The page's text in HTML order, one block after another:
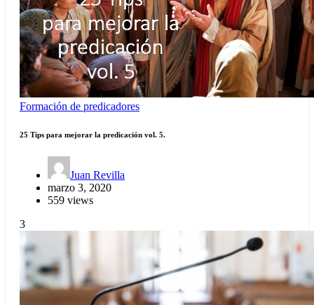
Formación de predicadores
25 Tips para mejorar la predicación vol. 5.
Juan Revilla
marzo 3, 2020
559 views
3